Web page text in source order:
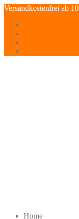
Versandkostenfrei ab
Home